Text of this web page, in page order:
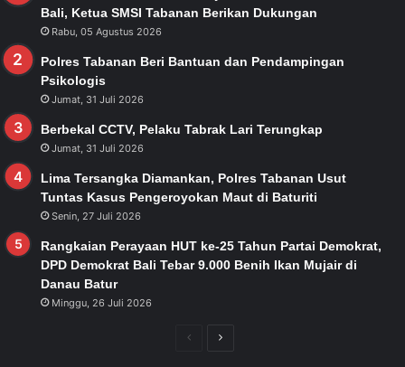
Bali, Ketua SMSI Tabanan Berikan Dukungan
Rabu, 05 Agustus 2026
Polres Tabanan Beri Bantuan dan Pendampingan
Psikologis
Jumat, 31 Juli 2026
Berbekal CCTV, Pelaku Tabrak Lari Terungkap
Jumat, 31 Juli 2026
Lima Tersangka Diamankan, Polres Tabanan Usut
Tuntas Kasus Pengeroyokan Maut di Baturiti
Senin, 27 Juli 2026
Rangkaian Perayaan HUT ke-25 Tahun Partai Demokrat,
DPD Demokrat Bali Tebar 9.000 Benih Ikan Mujair di
Danau Batur
Minggu, 26 Juli 2026
PreviousNext